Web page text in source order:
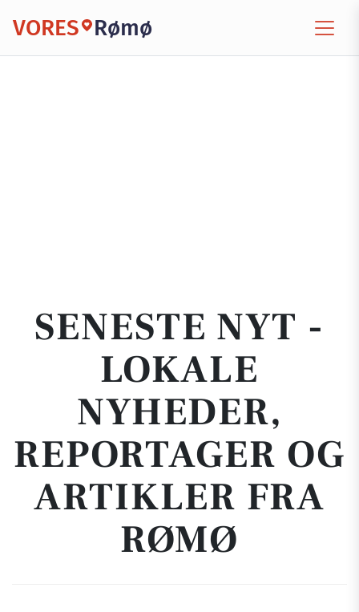
VORES Rømø
SENESTE NYT -
LOKALE
NYHEDER,
REPORTAGER OG
ARTIKLER FRA
RØMØ